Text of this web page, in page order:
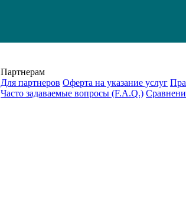
Партнерам
Для партнеров Оферта на указание услуг
Часто задаваемые вопросы (F.A.Q.)